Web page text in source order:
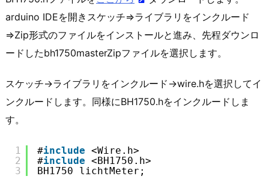
arduino IDEを開きスケッチ⇒ライブラリをインクルード
⇒Zip形式のファイルをインストールと進み、先程ダウンロ
ードしたbh1750masterZipファイルを選択します。
スケッチ→ライブラリをインクルード→wire.hを選択してイ
ンクルードします。同様にBH1750.hをインクルードしま
す。
1
2
3
#include <Wire.h>
#include <BH1750.h>
BH1750 lichtMeter;